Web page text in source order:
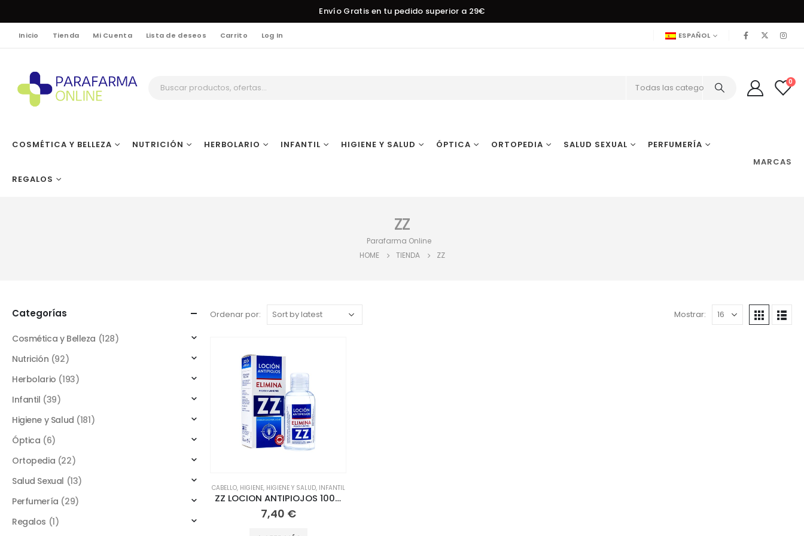
Envío Gratis en tu pedido superior a 29€
Inicio Tienda Mi Cuenta Lista de deseos Carrito Log In ESPAÑOL
Todas las categorías
0
COSMÉTICA Y BELLEZA NUTRICIÓN HERBOLARIO INFANTIL HIGIENE Y SALUD ÓPTICA ORTOPEDIA SALUD SEXUAL PERFUMERÍA
REGALOS
MARCAS
ZZ
Parafarma Online
HOME
TIENDA ZZ
Ordenar por: Mostrar:
CABELLO, HIGIENE, HIGIENE Y SALUD, INFANTIL
ZZ LOCION ANTIPIOJOS 100 ML
7,40 €
Categorías
Cosmética y Belleza (128)
Nutrición (92)
Herbolario (193)
Infantil (39)
Higiene y Salud (181)
Óptica (6)
Ortopedia (22)
Salud Sexual (13)
Perfumería (29)
Regalos (1)